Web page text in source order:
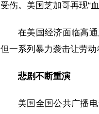
受伤。美国芝加哥再现“
在美国经济面临高
但一系列暴力袭击让劳动
悲剧不断重演
美国全国公共广播